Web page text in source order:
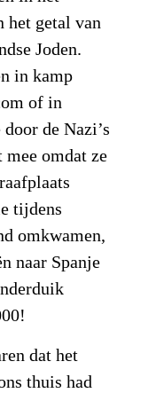
het getal van
Joden.
in kamp
of in
de Nazi’s
omdat ze
tijdens
omkwamen,
naar Spanje
dat het
thuis had